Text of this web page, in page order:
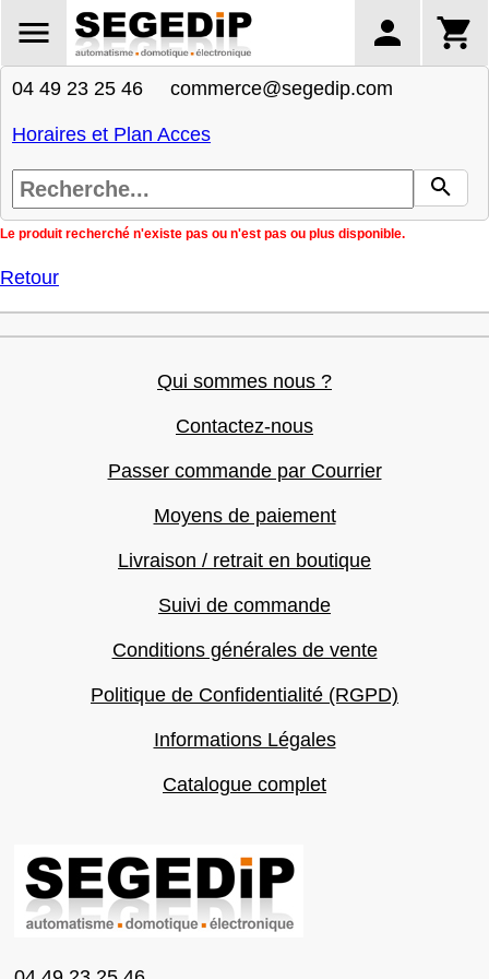
04 49 23 25 46 commerce@segedip.com
Horaires et Plan Acces
Le produit recherché n'existe pas ou n'est pas ou plus disponible.
Retour
Qui sommes nous ?
Contactez-nous
Passer commande par Courrier
Moyens de paiement
Livraison / retrait en boutique
Suivi de commande
Conditions générales de vente
Politique de Confidentialité (RGPD)
Informations Légales
Catalogue complet